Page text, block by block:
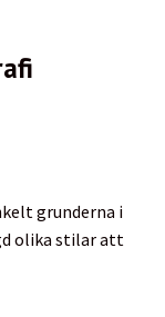
grunderna i
olika stilar att